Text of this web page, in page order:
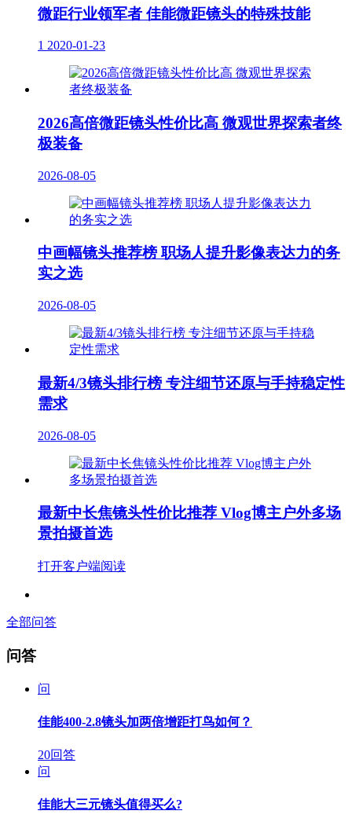
微距行业领军者 佳能微距镜头的特殊技能
1 2020-01-23
2026高倍微距镜头性价比高 微观世界探索者终
极装备
2026-08-05
中画幅镜头推荐榜 职场人提升影像表达力的务
实之选
2026-08-05
最新4/3镜头排行榜 专注细节还原与手持稳定性
需求
2026-08-05
最新中长焦镜头性价比推荐 Vlog博主户外多场
景拍摄首选
打开客户端阅读
全部问答
问答
问
佳能400-2.8镜头加两倍增距打鸟如何？
20回答
问
佳能大三元镜头值得买么?